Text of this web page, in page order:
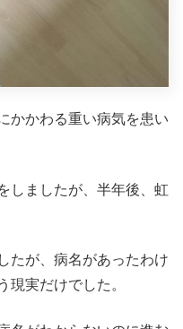
かかわる重い病気を患い
しましたが、半年後、虹
たが、病名があったわけ
現実だけでした。